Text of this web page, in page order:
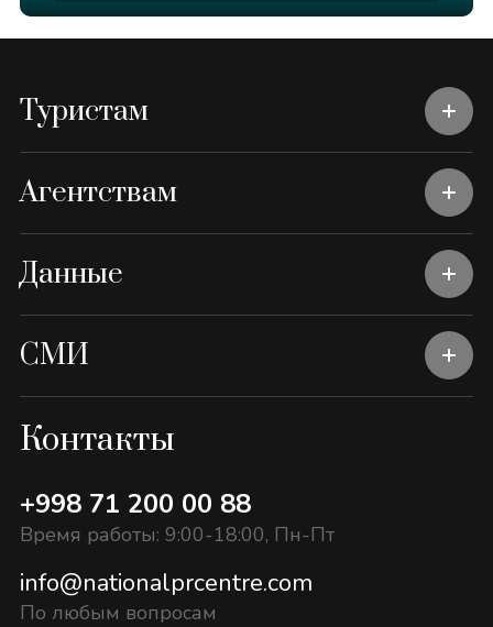
Туристам
Агентствам
Данные
СМИ
Контакты
+998 71 200 00 88
Время работы: 9:00-18:00, Пн-Пт
info@nationalprcentre.com
По любым вопросам